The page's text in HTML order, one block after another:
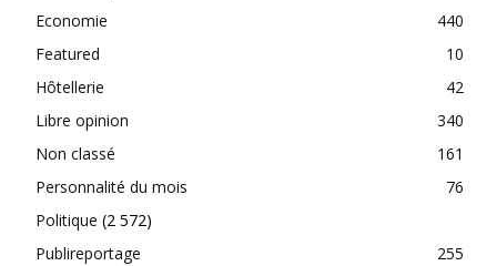
Economie
440
Featured
10
Hôtellerie
42
Libre opinion
340
Non classé
161
Personnalité du mois
76
Politique (2 572)
Publireportage
255